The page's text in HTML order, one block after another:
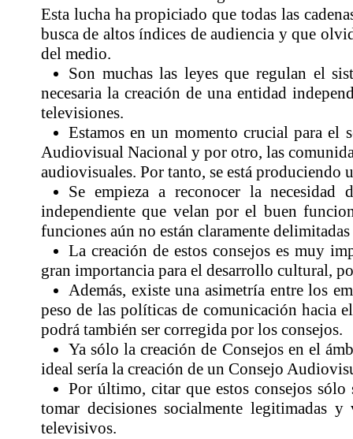
Esta lucha ha propiciado que todas las
busca de altos índices de audiencia y que
del medio.
Son muchas las leyes que regulan el
necesaria la creación de una entidad
televisiones.
Estamos en un momento crucial para el
Audiovisual Nacional y por otro, las
audiovisuales. Por tanto, se está
Se empieza a reconocer la
independiente que velan por el buen
funciones aún no están claramente
La creación de estos consejos es muy
gran importancia para el desarrollo cultural,
Además, existe una asimetría entre los
peso de las políticas de comunicación hacia
podrá también ser corregida por los consejos.
Ya sólo la creación de Consejos en el
ideal sería la creación de un Consejo
Por último, citar que estos consejos
tomar decisiones socialmente legitimadas
televisivos.